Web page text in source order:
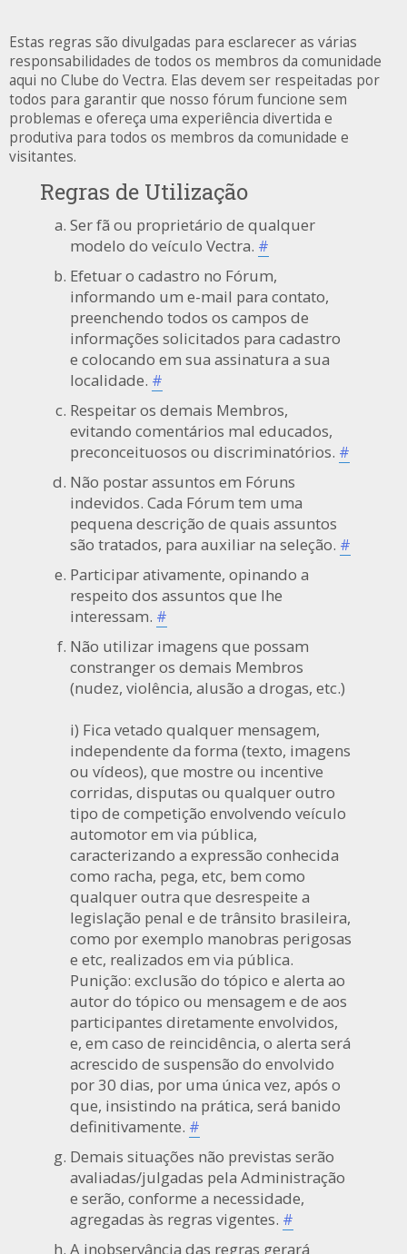
Estas regras são divulgadas para esclarecer as várias
responsabilidades de todos os membros da comunidade
aqui no Clube do Vectra. Elas devem ser respeitadas por
todos para garantir que nosso fórum funcione sem
problemas e ofereça uma experiência divertida e
produtiva para todos os membros da comunidade e
visitantes.
Regras de Utilização
Ser fã ou proprietário de qualquer
modelo do veículo Vectra. #
Efetuar o cadastro no Fórum,
informando um e-mail para contato,
preenchendo todos os campos de
informações solicitados para cadastro
e colocando em sua assinatura a sua
localidade. #
Respeitar os demais Membros,
evitando comentários mal educados,
preconceituosos ou discriminatórios. #
Não postar assuntos em Fóruns
indevidos. Cada Fórum tem uma
pequena descrição de quais assuntos
são tratados, para auxiliar na seleção. #
Participar ativamente, opinando a
respeito dos assuntos que lhe
interessam. #
Não utilizar imagens que possam
constranger os demais Membros
(nudez, violência, alusão a drogas, etc.)
i) Fica vetado qualquer mensagem,
independente da forma (texto, imagens
ou vídeos), que mostre ou incentive
corridas, disputas ou qualquer outro
tipo de competição envolvendo veículo
automotor em via pública,
caracterizando a expressão conhecida
como racha, pega, etc, bem como
qualquer outra que desrespeite a
legislação penal e de trânsito brasileira,
como por exemplo manobras perigosas
e etc, realizados em via pública.
Punição: exclusão do tópico e alerta ao
autor do tópico ou mensagem e de aos
participantes diretamente envolvidos,
e, em caso de reincidência, o alerta será
acrescido de suspensão do envolvido
por 30 dias, por uma única vez, após o
que, insistindo na prática, será banido
definitivamente. #
Demais situações não previstas serão
avaliadas/julgadas pela Administração
e serão, conforme a necessidade,
agregadas às regras vigentes. #
A inobservância das regras gerará